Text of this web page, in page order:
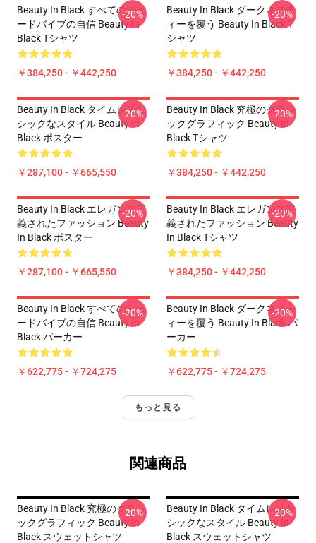
Beauty In Black すべてのシェ
ードバイブの自信 Beauty In
Black Tシャツ
￥384,250 - ￥442,250
-20%
Beauty In Black ダークネステ
ィーを覆う Beauty In Black T
シャツ
￥384,250 - ￥442,250
-20%
Beauty In Black タイムレスな
シックなスタイル Beauty In
Black ポスター
￥287,100 - ￥665,550
-20%
Beauty In Black 究極のクラシ
ックグラフィック Beauty In
Black Tシャツ
￥384,250 - ￥442,250
-20%
Beauty In Black エレガンス定
義されたファッション Beauty
In Black ポスター
￥287,100 - ￥665,550
-20%
Beauty In Black エレガンス定
義されたファッション Beauty
In Black Tシャツ
￥384,250 - ￥442,250
-20%
Beauty In Black すべてのシェ
ードバイブの自信 Beauty In
Black パーカー
￥622,775 - ￥724,275
-20%
Beauty In Black ダークネステ
ィーを覆う Beauty In Black パ
ーカー
￥622,775 - ￥724,275
-20%
もっと見る
関連商品
Beauty In Black 究極のクラシ
ックグラフィック Beauty In
Black スウェットシャツ
-20%
Beauty In Black タイムレスな
シックなスタイル Beauty In
Black スウェットシャツ
-20%